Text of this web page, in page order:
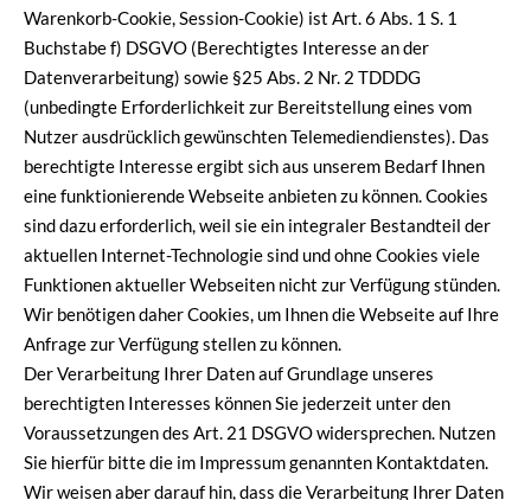
Warenkorb-Cookie, Session-Cookie) ist Art. 6 Abs. 1 S. 1
Buchstabe f) DSGVO (Berechtigtes Interesse an der
Datenverarbeitung) sowie §25 Abs. 2 Nr. 2 TDDDG
(unbedingte Erforderlichkeit zur Bereitstellung eines vom
Nutzer ausdrücklich gewünschten Telemediendienstes). Das
berechtigte Interesse ergibt sich aus unserem Bedarf Ihnen
eine funktionierende Webseite anbieten zu können. Cookies
sind dazu erforderlich, weil sie ein integraler Bestandteil der
aktuellen Internet-Technologie sind und ohne Cookies viele
Funktionen aktueller Webseiten nicht zur Verfügung stünden.
Wir benötigen daher Cookies, um Ihnen die Webseite auf Ihre
Anfrage zur Verfügung stellen zu können.
Der Verarbeitung Ihrer Daten auf Grundlage unseres
berechtigten Interesses können Sie jederzeit unter den
Voraussetzungen des Art. 21 DSGVO widersprechen. Nutzen
Sie hierfür bitte die im Impressum genannten Kontaktdaten.
Wir weisen aber darauf hin, dass die Verarbeitung Ihrer Daten